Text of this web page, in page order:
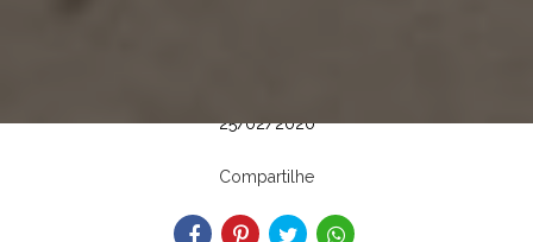
25/02/2020
Compartilhe